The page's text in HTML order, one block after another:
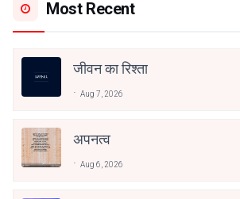
Most Recent
जीवन का रिश्ता
Aug 7, 2026
अपनत्व
Aug 6, 2026